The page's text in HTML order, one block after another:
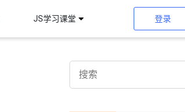
JS学习课堂 登录